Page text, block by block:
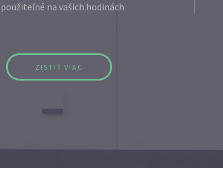
použiteľné na vašich hodinách
ZISTIŤ VIAC